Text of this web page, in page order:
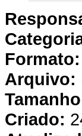
Formato:
Arquivo:
Criado: